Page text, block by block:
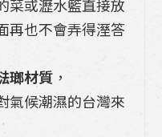
菜或瀝水籃直接放
再也不會弄得溼答
瑯材質，
氣候潮濕的台灣來